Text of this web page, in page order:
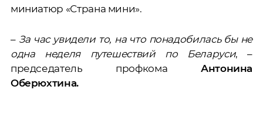
миниатюр «Страна мини».
–За час увидели то, на что понадобилась бы не
одна неделя путешествий по Беларуси, –
председатель профкома Антонина
Оберюхтина.